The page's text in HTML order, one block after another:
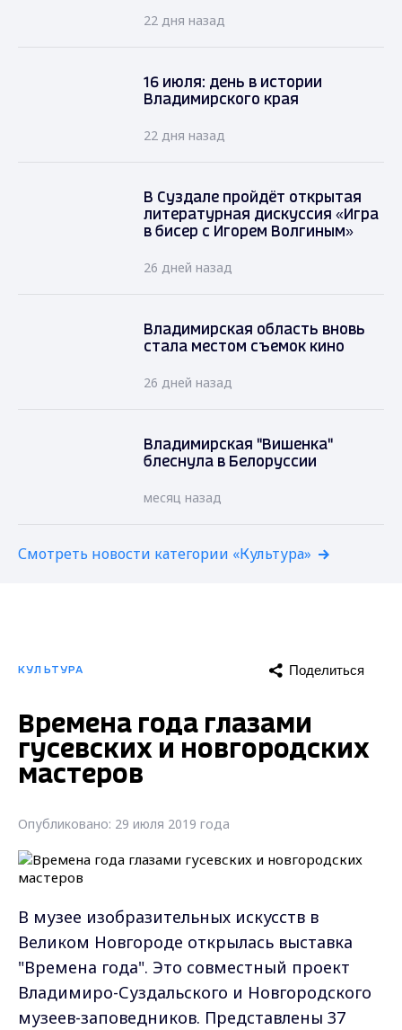
22 дня назад
16 июля: день в истории
Владимирского края
22 дня назад
В Суздале пройдёт открытая
литературная дискуссия «Игра
в бисер с Игорем Волгиным»
26 дней назад
Владимирская область вновь
стала местом съемок кино
26 дней назад
Владимирская "Вишенка"
блеснула в Белоруссии
месяц назад
Смотреть новости категории «Культура»
КУЛЬТУРА Поделиться
Времена года глазами
гусевских и новгородских
мастеров
Опубликовано: 29 июля 2019 года
В музее изобразительных искусств в
Великом Новгороде открылась выставка
"Времена года". Это совместный проект
Владимиро-Суздальского и Новгородского
музеев-заповедников. Представлены 37